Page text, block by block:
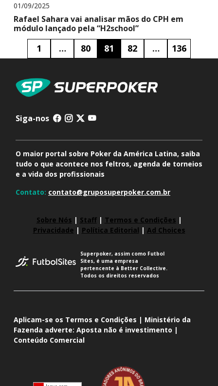
01/09/2025
Rafael Sahara vai analisar mãos do CPH em
módulo lançado pela “H2school”
1 … 80 81 82 … 136
Siga-nos
O maior portal sobre Poker da América Latina, saiba
tudo o que acontece nos feltros, agenda de torneios
e a vida dos profissionais
Contato: contato@gruposuperpoker.com.br
Sobre Nós | Staff| Termos e Condições |
Privacidade | Política Editorial | Ad Choices
Superpoker, assim como Futbol
Sites, é uma empresa
pertencente à Better Collective.
Todos os direitos reservados
Aplicam-se os Termos e Condições | Ministério da
Fazenda adverte: Aposta não é investimento |
Conteúdo Comercial